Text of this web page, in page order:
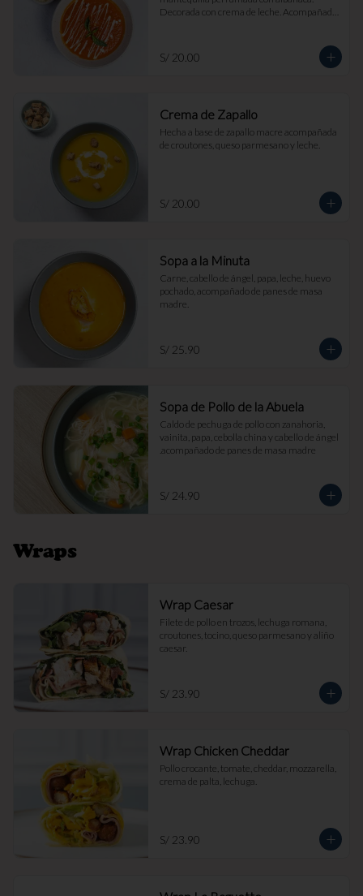
Decorada con crema de leche. Acompañada
S/ 20.00
Crema de Zapallo
Hecha a base de zapallo macre acompañada
de croutones, queso parmesano y leche.
S/ 20.00
Sopa a la Minuta
Carne, cabello de ángel, papa, leche, huevo
pochado, acompañado de panes de masa
madre.
S/ 25.90
Sopa de Pollo de la Abuela
Caldo de pechuga de pollo con zanahoria,
vainita, papa, cebolla china y cabello de ángel
.acompañado de panes de masa madre
S/ 24.90
Wraps
Wrap Caesar
Filete de pollo en trozos, lechuga romana,
croutones, tocino, queso parmesano y aliño
caesar.
S/ 23.90
Wrap Chicken Cheddar
Pollo crocante, tomate, cheddar, mozzarella,
crema de palta, lechuga.
S/ 23.90